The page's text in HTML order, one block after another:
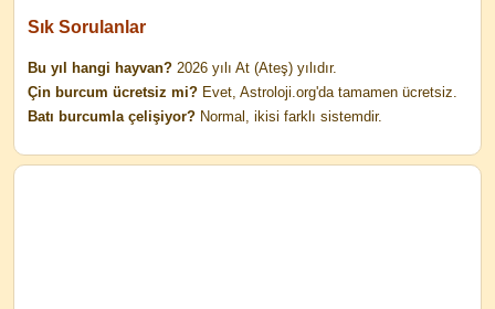
Sık Sorulanlar
Bu yıl hangi hayvan? 2026 yılı At (Ateş) yılıdır.
Çin burcum ücretsiz mi? Evet, Astroloji.org'da tamamen ücretsiz.
Batı burcumla çelişiyor? Normal, ikisi farklı sistemdir.